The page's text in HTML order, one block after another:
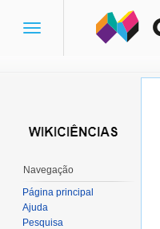
Toggle
Navegação
Página principal
Ajuda
Pesquisa